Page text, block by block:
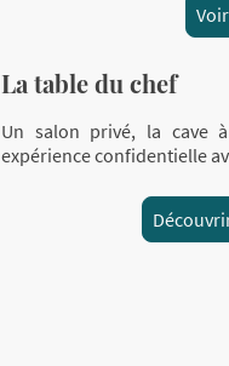
La table du chef
Un salon privé, la cave
expérience confidentielle